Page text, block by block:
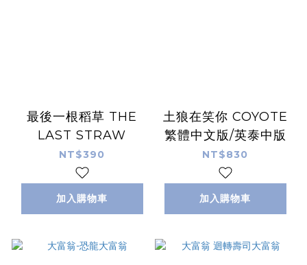
最後一根稻草 THE
LAST STRAW
NT$390
加入購物車
土狼在笑你 COYOTE
繁體中文版/英泰中版
NT$830
加入購物車